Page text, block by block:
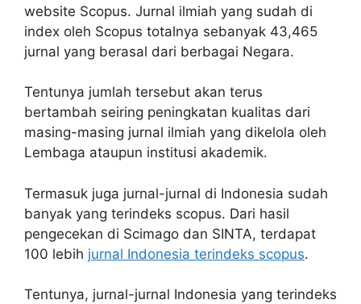
website Scopus. Jurnal ilmiah yang sudah di
index oleh Scopus totalnya sebanyak 43,465
jurnal yang berasal dari berbagai Negara.
Tentunya jumlah tersebut akan terus
bertambah seiring peningkatan kualitas dari
masing-masing jurnal ilmiah yang dikelola oleh
Lembaga ataupun institusi akademik.
Termasuk juga jurnal-jurnal di Indonesia sudah
banyak yang terindeks scopus. Dari hasil
pengecekan di Scimago dan SINTA, terdapat
100 lebih jurnal Indonesia terindeks scopus.
Tentunya, jurnal-jurnal Indonesia yang terindeks